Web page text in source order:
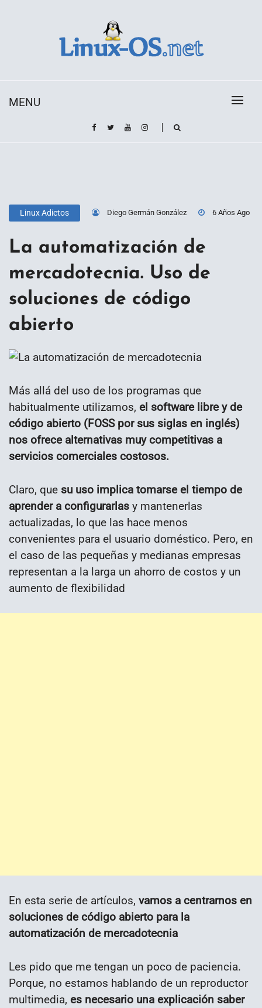
MENU
Linux Adictos Diego Germán González 6 Años Ago
La automatización de
mercadotecnia. Uso de
soluciones de código
abierto
Más allá del uso de los programas que
habitualmente utilizamos, el software libre y de
código abierto (FOSS por sus siglas en inglés)
nos ofrece alternativas muy competitivas a
servicios comerciales costosos.
Claro, que su uso implica tomarse el tiempo de
aprender a configurarlas y mantenerlas
actualizadas, lo que las hace menos
convenientes para el usuario doméstico. Pero, en
el caso de las pequeñas y medianas empresas
representan a la larga un ahorro de costos y un
aumento de flexibilidad
En esta serie de artículos, vamos a centrarnos en
soluciones de código abierto para la
automatización de mercadotecnia
Les pido que me tengan un poco de paciencia.
Porque, no estamos hablando de un reproductor
multimedia, es necesario una explicación saber